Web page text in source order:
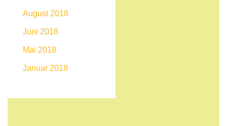
August 2018
Juni 2018
Mai 2018
Januar 2018